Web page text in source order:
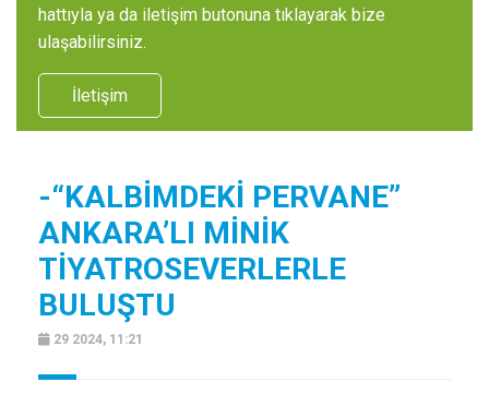
hattıyla ya da iletişim butonuna tıklayarak bize
ulaşabilirsiniz.
İletişim
-“KALBİMDEKİ PERVANE”
ANKARA’LI MİNİK
TİYATROSEVERLERLE
BULUŞTU
29 2024, 11:21